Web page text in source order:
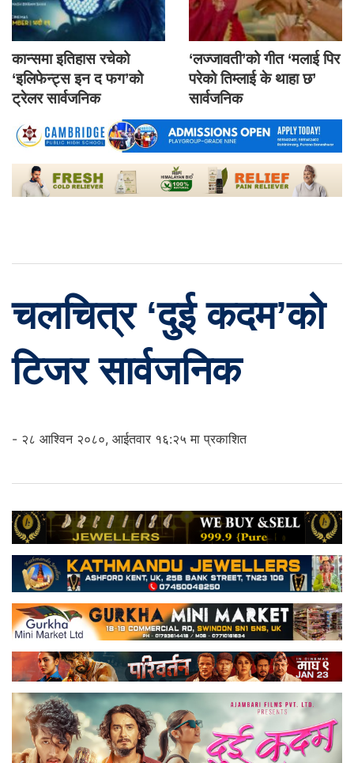
कान्समा इतिहास रचेको
‘इलिफेन्ट्स इन द फग’को
ट्रेलर सार्वजनिक
‘लज्जावती’को गीत ‘मलाई पिर
परेको तिम्लाई के थाहा छ’
सार्वजनिक
चलचित्र ‘दुई कदम’को
टिजर सार्वजनिक
- २८ आश्विन २०८०, आईतवार १६:२५ मा प्रकाशित